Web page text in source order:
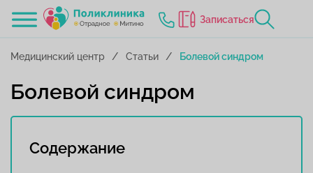
Записаться
Медицинский центр Статьи Болевой синдром
Болевой синдром
Содержание